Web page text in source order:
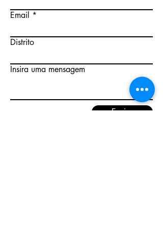
Email
Distrito
Insira uma mensagem
Enviar